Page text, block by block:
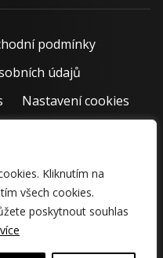
Kliknutím na
všech cookies.
poskytnout souhlas
podmínky
údajů
Nastavení cookies
české podnikatele už 15